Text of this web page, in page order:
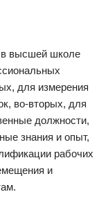
в высшей школе
для измерения
во-вторых, для
должности,
знания и опыт,
рабочих
и